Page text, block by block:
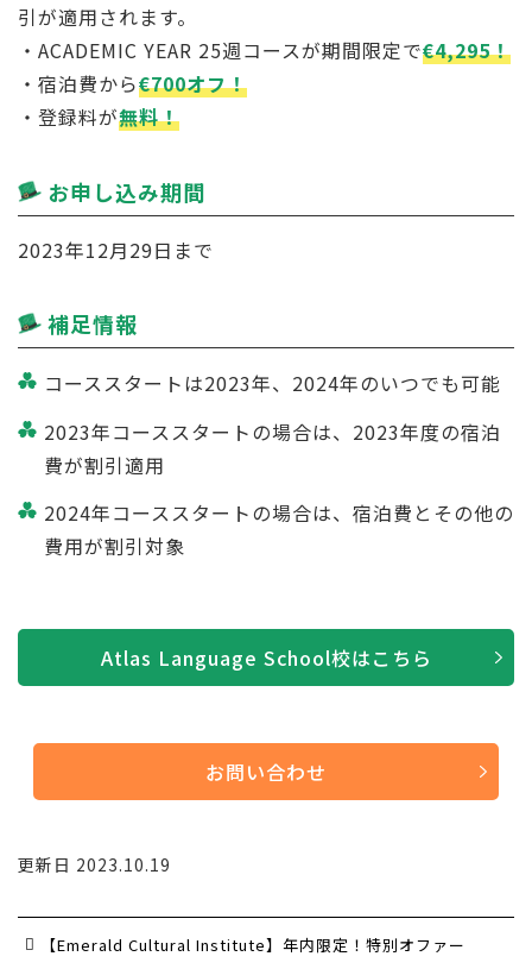
引が適用されます。
・ACADEMIC YEAR 25週コースが期間限定で€4,295！
・宿泊費から€700オフ！
・登録料が無料！
お申し込み期間
2023年12月29日まで
補足情報
コーススタートは2023年、2024年のいつでも可能
2023年コーススタートの場合は、2023年度の宿泊
費が割引適用
2024年コーススタートの場合は、宿泊費とその他の
費用が割引対象
Atlas Language School校はこちら
お問い合わせ
更新日 2023.10.19
【Emerald Cultural Institute】年内限定！特別オファー